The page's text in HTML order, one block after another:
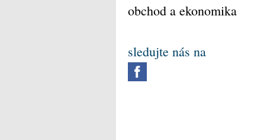
obchod a ekonomika
sledujte nás na